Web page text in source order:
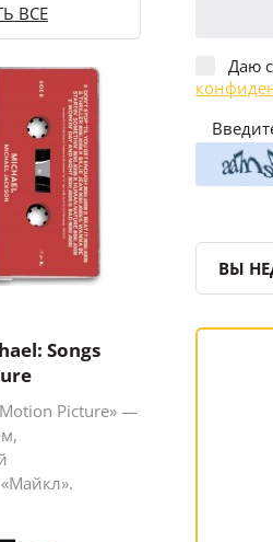
ВСЕ
Songs
Picture» —
Даю
ВЫ